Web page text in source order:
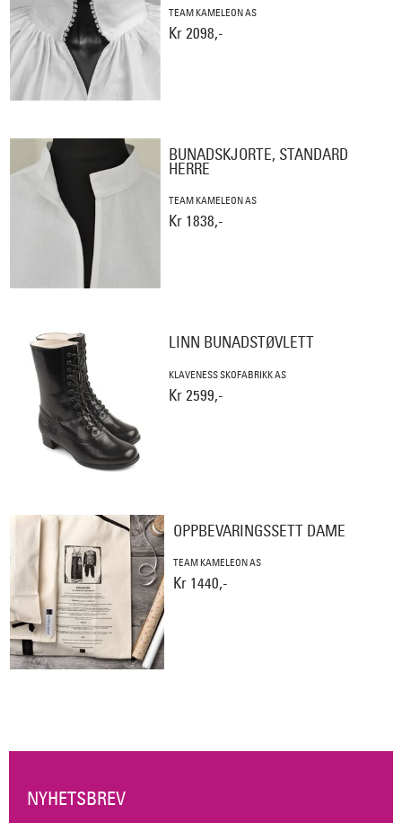
TEAM KAMELEON AS
Kr 2098,-
BUNADSKJORTE, STANDARD
HERRE
TEAM KAMELEON AS
Kr 1838,-
LINN BUNADSTØVLETT
KLAVENESS SKOFABRIKK AS
Kr 2599,-
OPPBEVARINGSSETT DAME
TEAM KAMELEON AS
Kr 1440,-
NYHETSBREV